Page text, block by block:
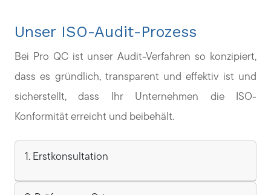
Unser ISO-Audit-Prozess
Bei Pro QC ist unser Audit-Verfahren so konzipiert,
dass es gründlich, transparent und effektiv ist und
sicherstellt, dass Ihr Unternehmen die ISO-
Konformität erreicht und beibehält.
1. Erstkonsultation